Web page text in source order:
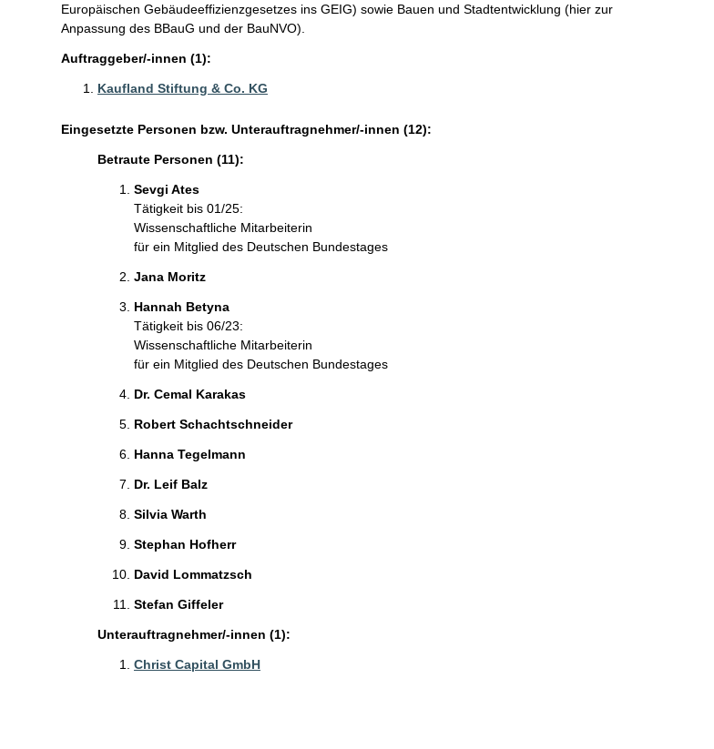
Europäischen Gebäudeeffizienzgesetzes ins GEIG) sowie Bauen und Stadtentwicklung (hier zur
Anpassung des BBauG und der BauNVO).
Auftraggeber/-innen (1):
Kaufland Stiftung & Co. KG
Eingesetzte Personen bzw. Unterauftragnehmer/-innen (12):
Betraute Personen (11):
Sevgi Ates
Tätigkeit bis 01/25:
Wissenschaftliche Mitarbeiterin
für ein Mitglied des Deutschen Bundestages
Jana Moritz
Hannah Betyna
Tätigkeit bis 06/23:
Wissenschaftliche Mitarbeiterin
für ein Mitglied des Deutschen Bundestages
Dr. Cemal Karakas
Robert Schachtschneider
Hanna Tegelmann
Dr. Leif Balz
Silvia Warth
Stephan Hofherr
David Lommatzsch
Stefan Giffeler
Unterauftragnehmer/-innen (1):
Christ Capital GmbH